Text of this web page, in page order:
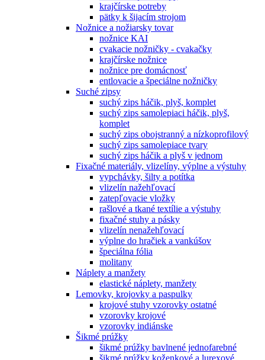
krajčírske potreby
pätky k šijacím strojom
Nožnice a nožiarsky tovar
nožnice KAI
cvakacie nožničky - cvakačky
krajčírske nožnice
nožnice pre domácnosť
entlovacie a špeciálne nožničky
Suché zipsy
suchý zips háčik, plyš, komplet
suchý zips samolepiaci háčik, plyš,
komplet
suchý zips obojstranný a nízkoprofilový
suchý zips samolepiace tvary
suchý zips háčik a plyš v jednom
Fixačné materiály, vlizelíny, výplne a výstuhy
vypchávky, šilty a potítka
vlizelín nažehľovací
zatepľovacie vložky
rašlové a tkané textílie a výstuhy
fixačné stuhy a pásky
vlizelín nenažehľovací
výplne do hračiek a vankúšov
špeciálna fólia
molitany
Náplety a manžety
elastické náplety, manžety
Lemovky, krojovky a paspulky
krojové stuhy vzorovky ostatné
vzorovky krojové
vzorovky indiánske
Šikmé prúžky
šikmé prúžky bavlnené jednofarebné
šikmé prúžky koženkové a lurexové